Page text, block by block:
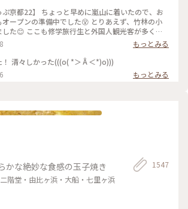
ぷ京都22】 ちょっと早めに嵐山に着いたので、お
オープンの準備中でした😵 とりあえず、竹林の小
た😊 ここも修学旅行生と外国人観光客が多く、
方の声が竹林の中に響いていました🤫 竹林の小
車専用の道が整備されており、外国人観光客を乗せ
いました😄 #私のことりっぷ旅 #京都 #竹林の
車 令和５年５月21日撮影
もっとみる
！ 清々しかった(((o( *＞Å＜*)o)))
もっとみる
かな絶妙な食感の玉子焼き
階堂・由比ヶ浜・大船・七里ヶ浜
1547